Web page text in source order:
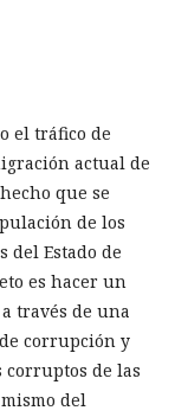
el tráfico de
actual de
que se
de los
del Estado de
es hacer un
través de una
corrupción y
de las
del